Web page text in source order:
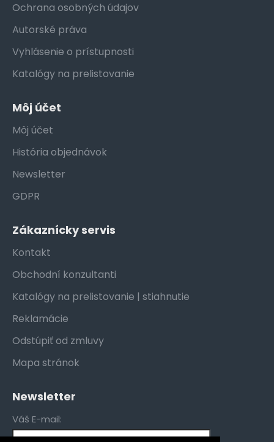
Ochrana osobných údajov
Autorské práva
Vyhlásenie o prístupnosti
Katalógy na prelistovanie
Môj účet
Môj účet
História objednávok
Newsletter
GDPR
Zákaznícky servis
Kontakt
Obchodní konzultanti
Katalógy na prelistovanie | stiahnutie
Reklamácie
Odstúpiť od zmluvy
Mapa stránok
Newsletter
Váš E-mail: